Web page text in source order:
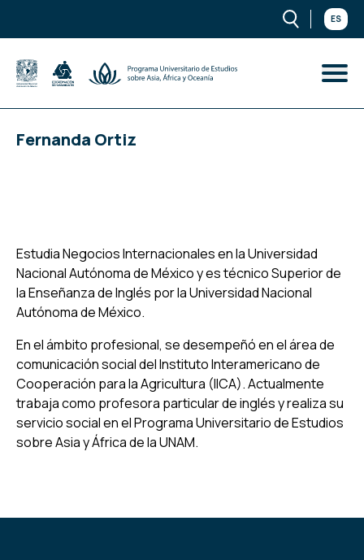
ES
Fernanda Ortiz
Estudia Negocios Internacionales en la Universidad
Nacional Autónoma de México y es técnico Superior de
la Enseñanza de Inglés por la Universidad Nacional
Autónoma de México.
En el ámbito profesional, se desempeñó en el área de
comunicación social del Instituto Interamericano de
Cooperación para la Agricultura (IICA). Actualmente
trabaja como profesora particular de inglés y realiza su
servicio social en el Programa Universitario de Estudios
sobre Asia y África de la UNAM.